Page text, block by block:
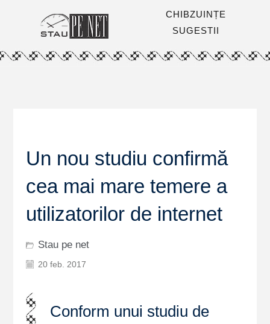
CHIBZUINȚE
SUGESTII
Un nou studiu confirmă
cea mai mare temere a
utilizatorilor de internet
Stau pe net
20 feb. 2017
Conform unui studiu de